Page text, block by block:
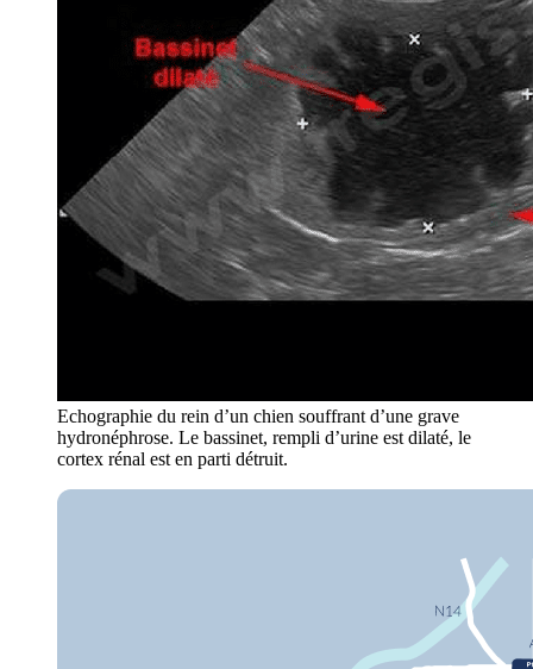
Echographie du rein d’un chien souffrant d’une grave
hydronéphrose. Le bassinet, rempli d’urine est dilaté, le
cortex rénal est en parti détruit.